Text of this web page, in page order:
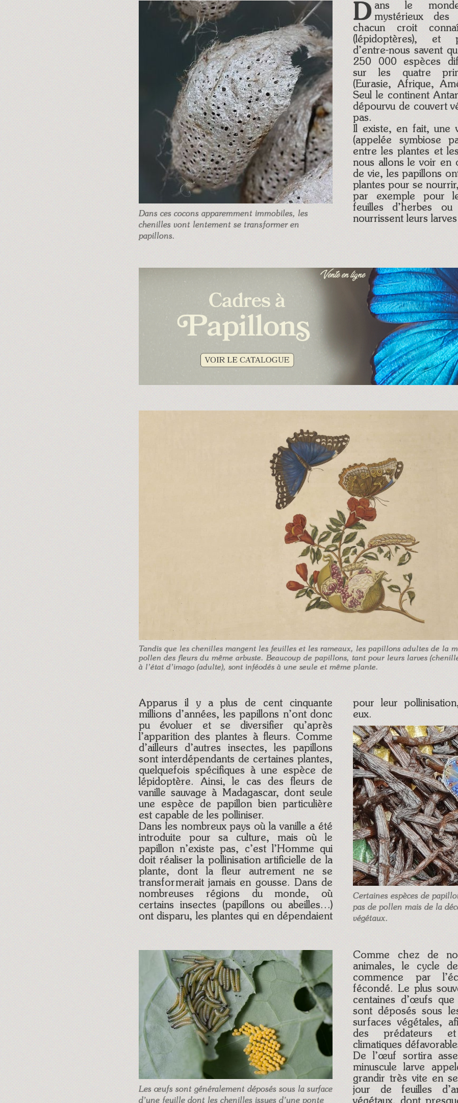
Dans ces cocons apparemment immobiles, les
chenilles vont lentement se transformer en
papillons.
Dans le monde prodigieux et mystérieux
chacun croit
(lépidoptères), et
d’entre-nous savent
250 000 espèces
sur les quatre
(Eurasie, Afrique,
Seul le continent
dépourvu de couvert
pas.
Il existe, en fait, une
(appelée symbiose
entre les plantes et
nous allons le voir en
de vie, les papillons
plantes pour se
par exemple pour
feuilles d’herbes
nourrissent leurs
Tandis que les chenilles mangent les feuilles et les rameaux, les papillons adultes de la
pollen des fleurs du même arbuste. Beaucoup de papillons, tant pour leurs larves
à l’état d’imago (adulte), sont inféodés à une seule et même plante.
Apparus il y a plus de cent cinquante
millions d’années, les papillons n’ont donc
pu évoluer et se diversifier qu’après
l’apparition des plantes à fleurs. Comme
d’ailleurs d’autres insectes, les papillons
sont interdépendants de certaines plantes,
quelquefois spécifiques à une espèce de
lépidoptère. Ainsi, le cas des fleurs de
vanille sauvage à Madagascar, dont seule
une espèce de papillon bien particulière
est capable de les polliniser.
Dans les nombreux pays où la vanille a été
introduite pour sa culture, mais où le
papillon n’existe pas, c’est l’Homme qui
doit réaliser la pollinisation artificielle de la
plante, dont la fleur autrement ne se
transformerait jamais en gousse. Dans de
nombreuses régions du monde, où
certains insectes (papillons ou abeilles…)
ont disparu, les plantes qui en dépendaient
pour leur
eux.
Certaines espèces de
pas de pollen mais de la
végétaux.
Les œufs sont généralement déposés sous la surface
d’une feuille dont les chenilles issues d’une ponte
Comme chez de
animales, le cycle
commence par
fécondé. Le plus
centaines d’œufs
sont déposés sous
surfaces végétales,
des prédateurs
climatiques
De l’œuf sortira
minuscule larve
grandir très vite en
jour de feuilles